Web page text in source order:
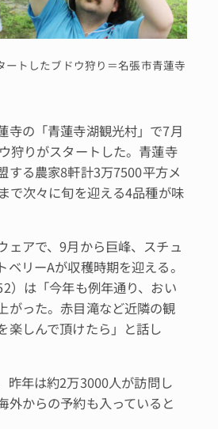
ートしたブドウ狩り＝名張市青蓮寺
寺の「青蓮寺湖観光村」で7月
狩りがスタートした。青蓮寺
する農家8軒計3万7500平方メ
で次々に旬を迎える4品種が味
ェアで、9月から巨峰、スチュ
ベリーAが収穫時期を迎える。
）は「今年も例年通り、おい
がった。赤目滝など近隣の観
楽しんで頂けたら」と話し
昨年は約2万3000人が訪問し
外からの予約も入っていると